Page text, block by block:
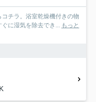
チラ。浴室乾燥機付きの物
に湿気を除去でき... もっと